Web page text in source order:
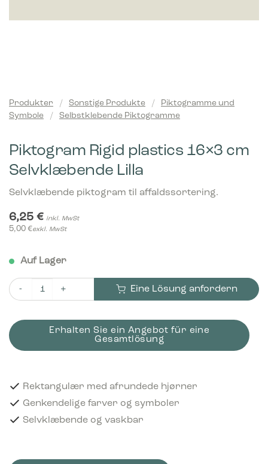
Produkter / Sonstige Produkte /
Piktogramme und
Symbole
/ Selbstklebende Piktogramme
Piktogram Rigid plastics 16×3 cm
Selvklæbende Lilla
Selvklæbende piktogram til affaldssortering.
6,25 € inkl. MwSt
5,00 €exkl. MwSt
Auf Lager
Piktogram Rigid plastics 16x3 cm Selvklæbende Lilla Menge
Eine Lösung anfordern
Erhalten Sie ein Angebot für eine
Gesamtlösung
Rektangulær med afrundede hjørner
Genkendelige farver og symboler
Selvklæbende og vaskbar